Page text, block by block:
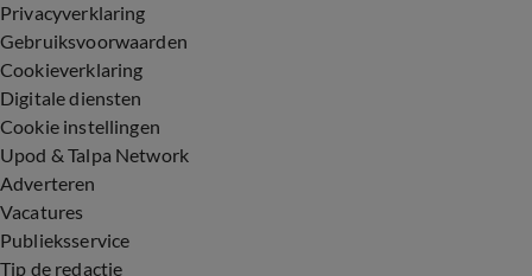
Privacyverklaring
Gebruiksvoorwaarden
Cookieverklaring
Digitale diensten
Cookie instellingen
Upod & Talpa Network
Adverteren
Vacatures
Publieksservice
Tip de redactie